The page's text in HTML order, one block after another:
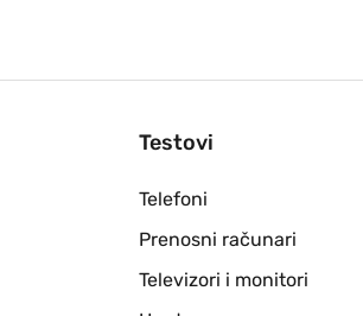
Testovi
Telefoni
Prenosni računari
Televizori i monitori